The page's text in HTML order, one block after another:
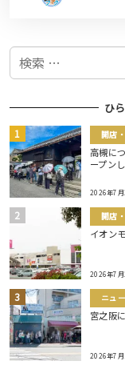
検
ひ
開店
高槻に
ープン
2026年7月
開店
イオン
2026年7月
ニュ
宮之阪
2026年7月